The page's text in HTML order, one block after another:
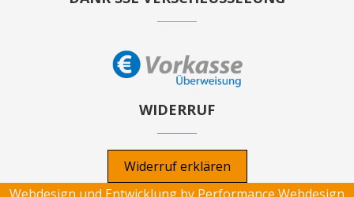
WIDERRUF
Widerruf erklären